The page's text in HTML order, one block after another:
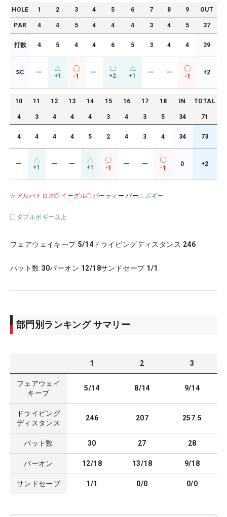
HOLE 1 2 3 4 5 6 7 8 9 OUT
PAR 4 4 5 4 4 4 3 4 5 37
打数 4 5 4 4 6 5 3 4 4 39
SC ー +1 -1
ー +2 +1 ー ー
-1
+2
10 11 12 13 14 15 16 17 18 IN TOTAL
4 3 4 4 4 3 4 3 5 34 71
4 4 4 4 5 2 4 3 4 34 73
ー +1 ー ー +1 -1
ー ー
-1
0 +2
アルバトロス イーグル バーティ ー パー ボギー
ダブルボギー以上
フェアウェイキープ 5/14 ドライビングディスタンス 246
パット数 30パーオン 12/18サンドセーブ 1/1
部門別ランキング サマリー
1 2 3
フェアウェイ
キープ
5/14 8/14 9/14
ドライビング
ディスタンス
246 207 257.5
パット数 30 27 28
パーオン 12/18 13/18 9/18
サンドセーブ 1/1 0/0 0/0